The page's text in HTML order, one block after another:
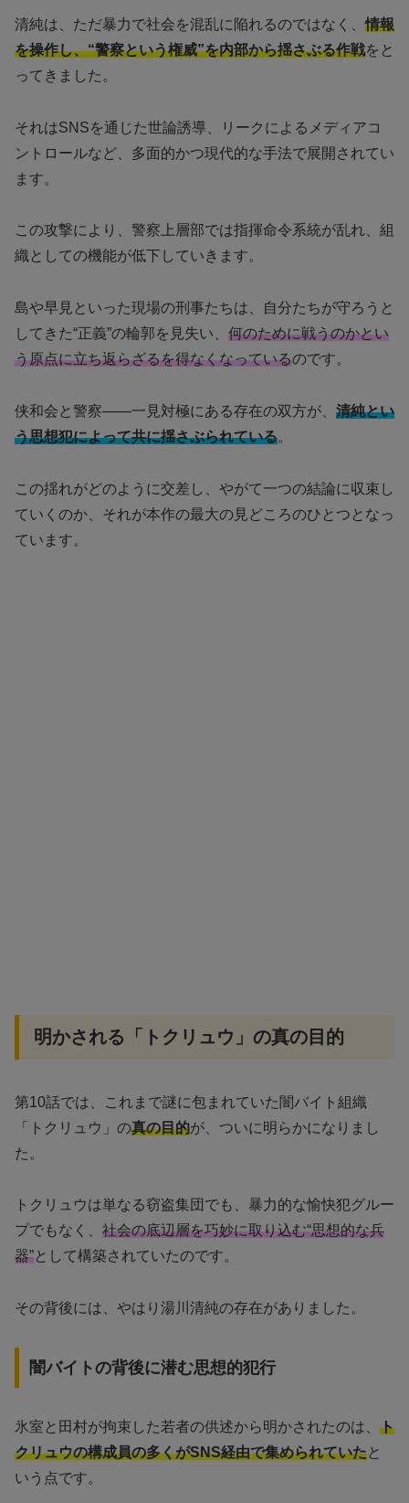
清純は、ただ暴力で社会を混乱に陥れるのではなく、情報
を操作し、“警察という権威”を内部から揺さぶる作戦をと
ってきました。
それはSNSを通じた世論誘導、リークによるメディアコ
ントロールなど、多面的かつ現代的な手法で展開されてい
ます。
この攻撃により、警察上層部では指揮命令系統が乱れ、組
織としての機能が低下していきます。
島や早見といった現場の刑事たちは、自分たちが守ろうと
してきた“正義”の輪郭を見失い、 何のために戦うのかとい
う原点に立ち返らざるを得なくなっているのです。
侠和会と警察――一見対極にある存在の双方が、 清純とい
う思想犯によって共に揺さぶられている。
この揺れがどのように交差し、やがて一つの結論に収束し
ていくのか、それが本作の最大の見どころのひとつとなっ
ています。
明かされる「トクリュウ」の真の目的
第10話では、これまで謎に包まれていた闇バイト組織
「トクリュウ」の真の目的が、ついに明らかになりまし
た。
トクリュウは単なる窃盗集団でも、暴力的な愉快犯グルー
プでもなく、 社会の底辺層を巧妙に取り込む“思想的な兵
器”として構築されていたのです。
その背後には、やはり湯川清純の存在がありました。
闇バイトの背後に潜む思想的犯行
氷室と田村が拘束した若者の供述から明かされたのは、 ト
クリュウの構成員の多くがSNS経由で集められていたと
いう点です。